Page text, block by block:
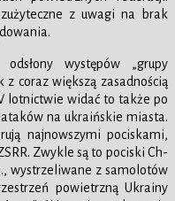
z uwagi na brak
występów „grupy
coraz większą zasadnością
lotnictwie widać to także po
na ukraińskie miasta.
najnowszymi pociskami,
Zwykle są to pociski Ch-
wystrzeliwane z samolotów
powietrzną Ukrainy